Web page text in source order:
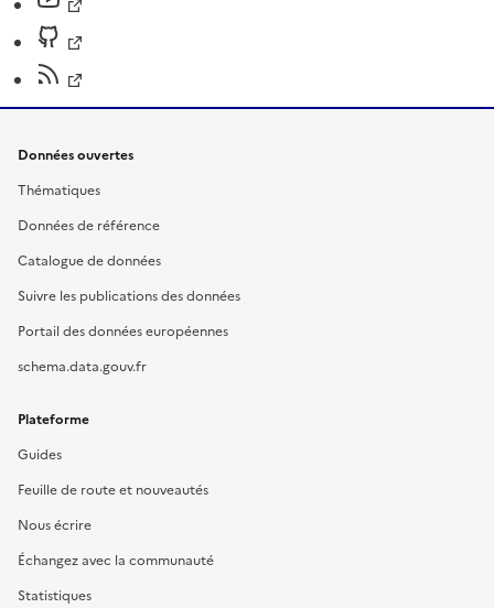
Données ouvertes
Thématiques
Données de référence
Catalogue de données
Suivre les publications des données
Portail des données européennes
schema.data.gouv.fr
Plateforme
Guides
Feuille de route et nouveautés
Nous écrire
Échangez avec la communauté
Statistiques